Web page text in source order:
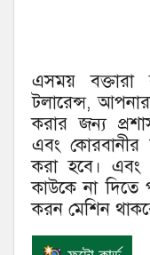
এসময় বক্তারা
টলারেন্স,
করার জন্য
এবং কোরবানীর
করা হবে। এবং
কাউকে না দিতে
করন মেশিন